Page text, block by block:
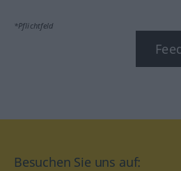
*Pflichtfeld
Besuchen Sie uns auf: